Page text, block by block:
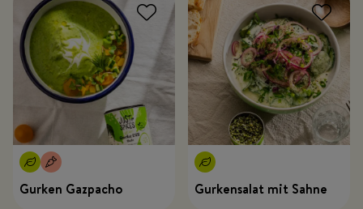
Gurken Gazpacho Gurkensalat mit Sahne